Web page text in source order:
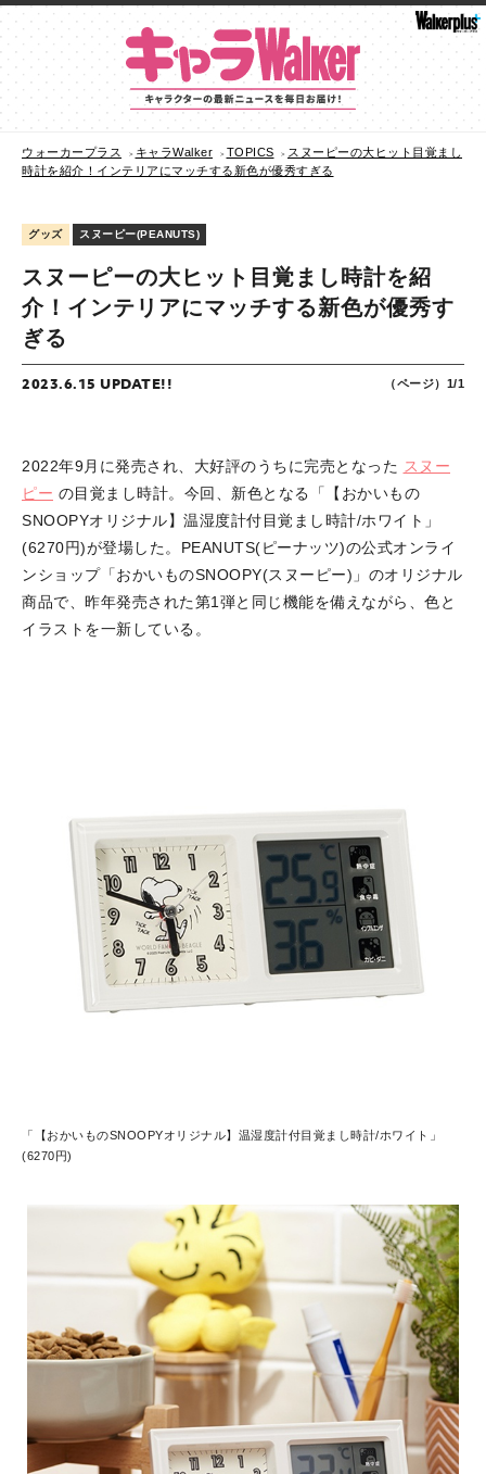
ウォーカープラス キャラWalker TOPICS
スヌーピーの大ヒット目覚まし
時計を紹介！インテリアにマッチする新色が優秀すぎる
グッズ スヌーピー(PEANUTS)
スヌーピーの大ヒット目覚まし時計を紹
介！インテリアにマッチする新色が優秀す
ぎる
2023.6.15 UPDATE!! （ページ）1/1
2022年9月に発売され、大好評のうちに完売となった スヌー
ピー の目覚まし時計。今回、新色となる「【おかいもの
SNOOPYオリジナル】温湿度計付目覚まし時計/ホワイト」
(6270円)が登場した。PEANUTS(ピーナッツ)の公式オンライ
ンショップ「おかいものSNOOPY(スヌーピー)」のオリジナル
商品で、昨年発売された第1弾と同じ機能を備えながら、色と
イラストを一新している。
「【おかいものSNOOPYオリジナル】温湿度計付目覚まし時計/ホワイト」
(6270円)